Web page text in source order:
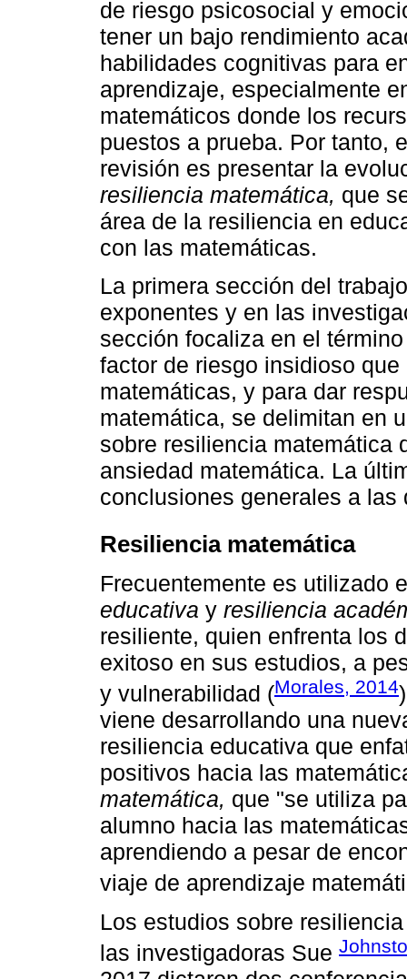
de riesgo psicosocial y
tener un bajo rendimiento
habilidades cognitivas para
aprendizaje, especialmente
matemáticos donde los
puestos a prueba. Por tanto,
revisión es presentar la
resiliencia matemática, que
área de la resiliencia en
con las matemáticas.
La primera sección del
exponentes y en las
sección focaliza en el
factor de riesgo insidioso
matemáticas, y para dar
matemática, se delimitan en
sobre resiliencia matemática
ansiedad matemática. La
conclusiones generales a las
Resiliencia matemática
Frecuentemente es utilizado
educativa y resiliencia
resiliente, quien enfrenta los
exitoso en sus estudios, a
y vulnerabilidad (Morales, 2014
viene desarrollando una
resiliencia educativa que
positivos hacia las
matemática, que "se utiliza
alumno hacia las
aprendiendo a pesar de
viaje de aprendizaje
Los estudios sobre
las investigadoras Sue